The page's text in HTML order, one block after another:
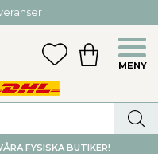
eller Huddinge C
FAVORITER
KUNDVAGN
FYSISKA BUTIKER!